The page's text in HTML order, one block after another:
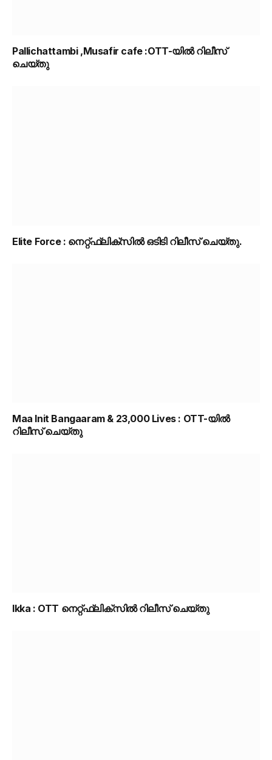
Pallichattambi ,Musafir cafe :OTT-യിൽ റിലീസ്
ചെയ്തു
Elite Force : നെറ്റ്ഫ്ലിക്സിൽ ഒടിടി റിലീസ് ചെയ്തു.
Maa Init Bangaaram & 23,000 Lives : OTT-യിൽ
റിലീസ് ചെയ്തു
Ikka : OTT നെറ്റ്ഫ്ലിക്സിൽ റിലീസ് ചെയ്തു